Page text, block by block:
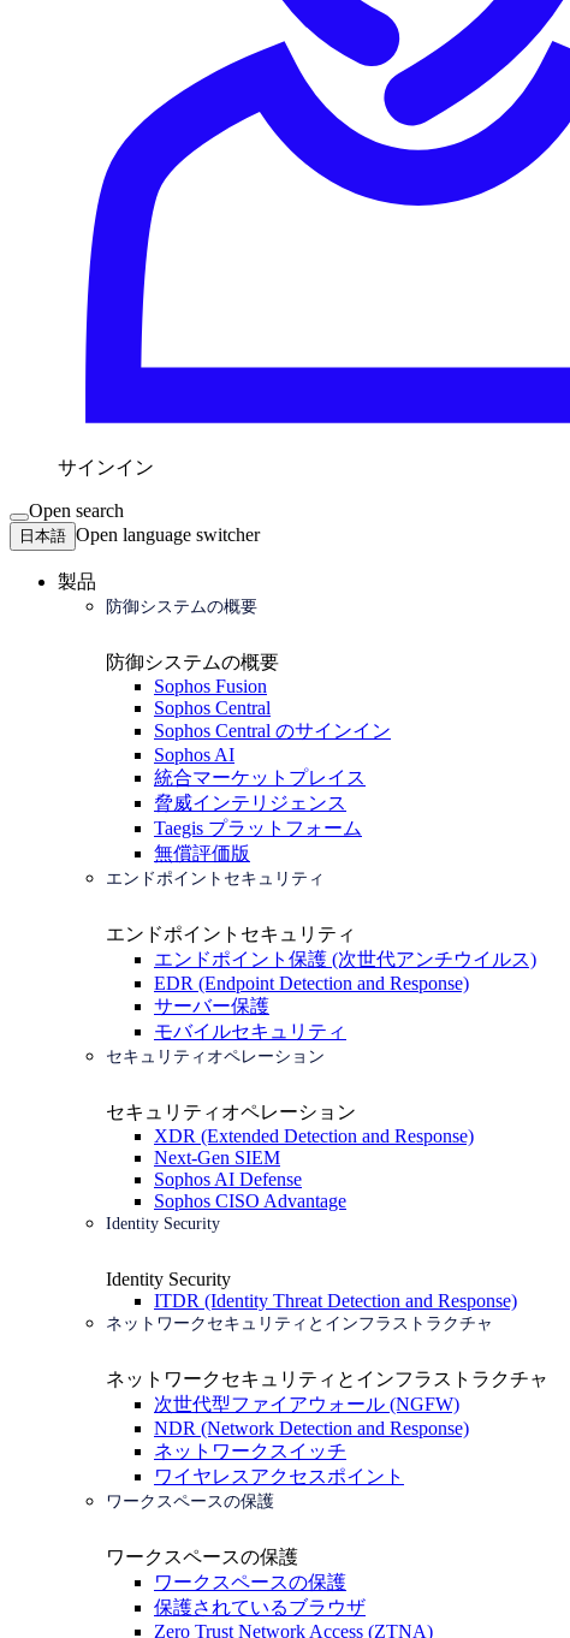
サインイン
Open search
日本語 Open language switcher
製品
防御システムの概要
防御システムの概要
Sophos Fusion
Sophos Central
Sophos Central のサインイン
Sophos AI
統合マーケットプレイス
脅威インテリジェンス
Taegis プラットフォーム
無償評価版
エンドポイントセキュリティ
エンドポイントセキュリティ
エンドポイント保護 (次世代アンチウイルス)
EDR (Endpoint Detection and Response)
サーバー保護
モバイルセキュリティ
セキュリティオペレーション
セキュリティオペレーション
XDR (Extended Detection and Response)
Next-Gen SIEM
Sophos AI Defense
Sophos CISO Advantage
Identity Security
Identity Security
ITDR (Identity Threat Detection and Response)
ネットワークセキュリティとインフラストラクチャ
ネットワークセキュリティとインフラストラクチャ
次世代型ファイアウォール (NGFW)
NDR (Network Detection and Response)
ネットワークスイッチ
ワイヤレスアクセスポイント
ワークスペースの保護
ワークスペースの保護
ワークスペースの保護
保護されているブラウザ
Zero Trust Network Access (ZTNA)